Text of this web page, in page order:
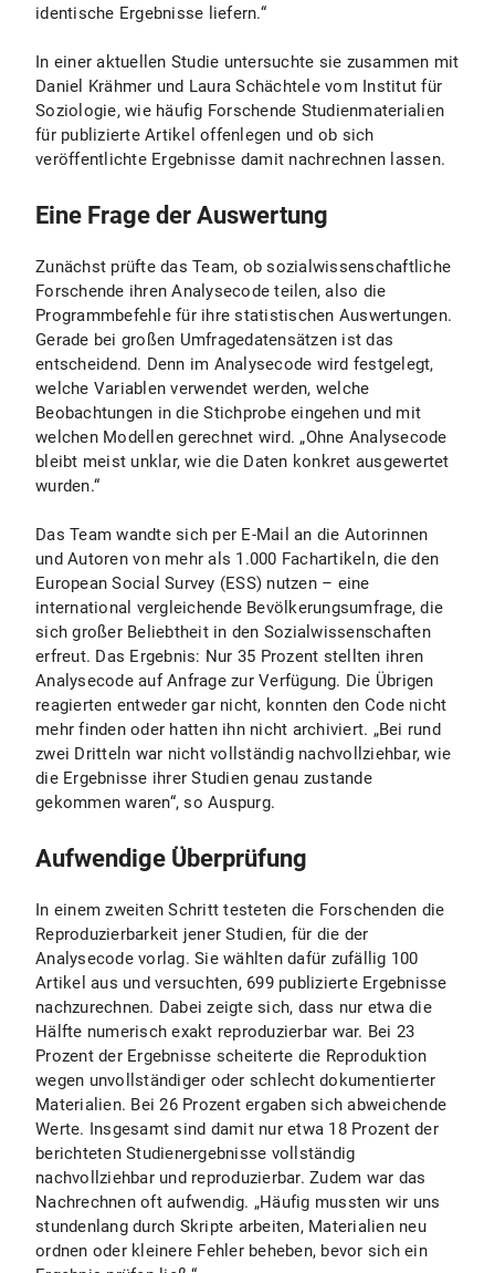
identische Ergebnisse liefern.“
In einer aktuellen Studie untersuchte sie zusammen mit
Daniel Krähmer und Laura Schächtele vom Institut für
Soziologie, wie häufig Forschende Studienmaterialien
für publizierte Artikel offenlegen und ob sich
veröffentlichte Ergebnisse damit nachrechnen lassen.
Eine Frage der Auswertung
Zunächst prüfte das Team, ob sozialwissenschaftliche
Forschende ihren Analysecode teilen, also die
Programmbefehle für ihre statistischen Auswertungen.
Gerade bei großen Umfragedatensätzen ist das
entscheidend. Denn im Analysecode wird festgelegt,
welche Variablen verwendet werden, welche
Beobachtungen in die Stichprobe eingehen und mit
welchen Modellen gerechnet wird. „Ohne Analysecode
bleibt meist unklar, wie die Daten konkret ausgewertet
wurden.“
Das Team wandte sich per E-Mail an die Autorinnen
und Autoren von mehr als 1.000 Fachartikeln, die den
European Social Survey (ESS) nutzen – eine
international vergleichende Bevölkerungsumfrage, die
sich großer Beliebtheit in den Sozialwissenschaften
erfreut. Das Ergebnis: Nur 35 Prozent stellten ihren
Analysecode auf Anfrage zur Verfügung. Die Übrigen
reagierten entweder gar nicht, konnten den Code nicht
mehr finden oder hatten ihn nicht archiviert. „Bei rund
zwei Dritteln war nicht vollständig nachvollziehbar, wie
die Ergebnisse ihrer Studien genau zustande
gekommen waren“, so Auspurg.
Aufwendige Überprüfung
In einem zweiten Schritt testeten die Forschenden die
Reproduzierbarkeit jener Studien, für die der
Analysecode vorlag. Sie wählten dafür zufällig 100
Artikel aus und versuchten, 699 publizierte Ergebnisse
nachzurechnen. Dabei zeigte sich, dass nur etwa die
Hälfte numerisch exakt reproduzierbar war. Bei 23
Prozent der Ergebnisse scheiterte die Reproduktion
wegen unvollständiger oder schlecht dokumentierter
Materialien. Bei 26 Prozent ergaben sich abweichende
Werte. Insgesamt sind damit nur etwa 18 Prozent der
berichteten Studienergebnisse vollständig
nachvollziehbar und reproduzierbar. Zudem war das
Nachrechnen oft aufwendig. „Häufig mussten wir uns
stundenlang durch Skripte arbeiten, Materialien neu
ordnen oder kleinere Fehler beheben, bevor sich ein